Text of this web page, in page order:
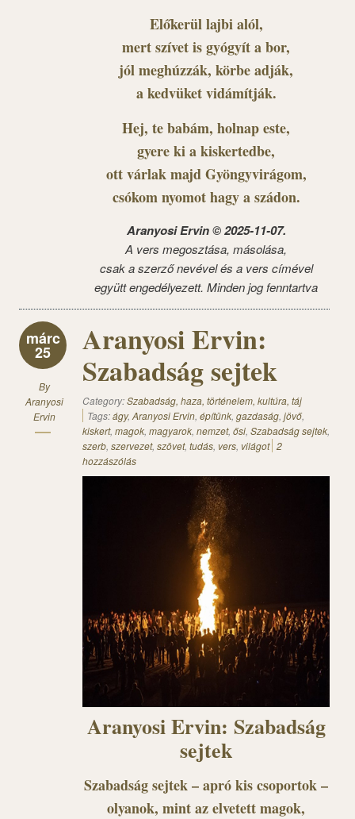
Előkerül lajbi alól,
mert szívet is gyógyít a bor,
jól meghúzzák, körbe adják,
a kedvüket vidámítják.
Hej, te babám, holnap este,
gyere ki a kiskertedbe,
ott várlak majd Gyöngyvirágom,
csókom nyomot hagy a szádon.
Aranyosi Ervin © 2025-11-07.
A vers megosztása, másolása,
csak a szerző nevével és a vers címével
együtt engedélyezett. Minden jog fenntartva
márc
25
By
Aranyosi
Ervin
Aranyosi Ervin:
Szabadság sejtek
Category:Szabadság, haza, történelem, kultúra, táj
Tags:ágy, Aranyosi Ervin, építünk, gazdaság, jövő,
kiskert, magok, magyarok, nemzet, ősi, Szabadság sejtek,
szerb, szervezet, szövet, tudás, vers, világot 2
hozzászólás
Aranyosi Ervin: Szabadság
sejtek
Szabadság sejtek – apró kis csoportok –
olyanok, mint az elvetett magok,